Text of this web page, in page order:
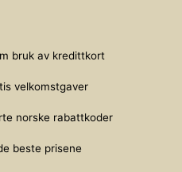
bruk av kredittkort
velkomstgaver
norske rabattkoder
beste prisene